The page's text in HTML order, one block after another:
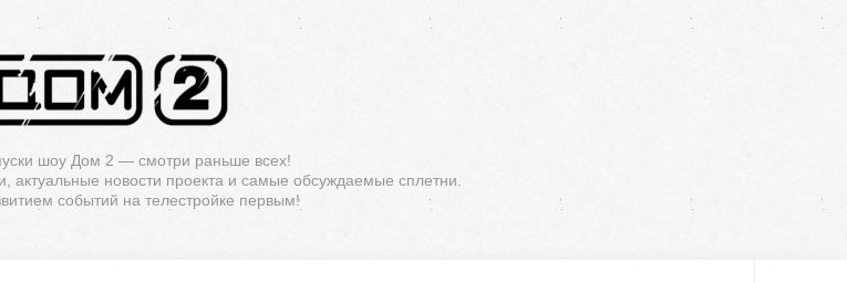
шоу Дом 2 — смотри раньше всех!
новости проекта и самые обсуждаемые сплетни.
событий на телестройке первым!